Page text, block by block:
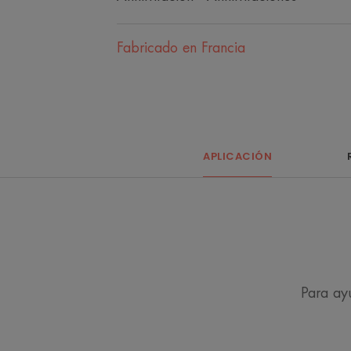
Fabricado en Francia
APLICACIÓN
Para